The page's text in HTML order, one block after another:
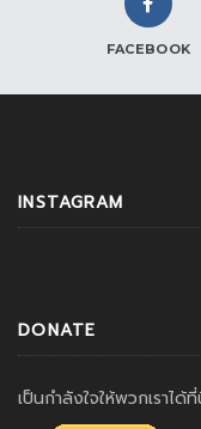
FACEBOOK
INSTAGRAM
DONATE
เป็นกำลังใจให้พวกเราไ